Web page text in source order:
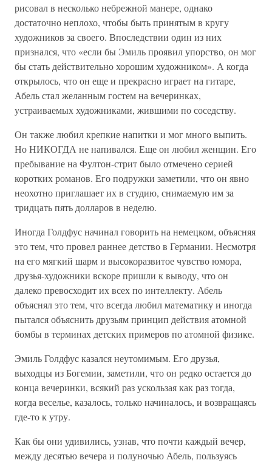
рисовал в несколько небрежной манере, однако
достаточно неплохо, чтобы быть принятым в кругу
художников за своего. Впоследствии один из них
признался, что «если бы Эмиль проявил упорство, он мог
бы стать действительно хорошим художником». А когда
открылось, что он еще и прекрасно играет на гитаре,
Абель стал желанным гостем на вечеринках,
устраиваемых художниками, жившими по соседству.
Он также любил крепкие напитки и мог много выпить.
Но НИКОГДА не напивался. Еще он любил женщин. Его
пребывание на Фултон-стрит было отмечено серией
коротких романов. Его подружки заметили, что он явно
неохотно приглашает их в студию, снимаемую им за
тридцать пять долларов в неделю.
Иногда Голдфус начинал говорить на немецком, объясняя
это тем, что провел раннее детство в Германии. Несмотря
на его мягкий шарм и высокоразвитое чувство юмора,
друзья-художники вскоре пришли к выводу, что он
далеко превосходит их всех по интеллекту. Абель
объяснял это тем, что всегда любил математику и иногда
пытался объяснить друзьям принцип действия атомной
бомбы в терминах детских примеров по атомной физике.
Эмиль Голдфус казался неутомимым. Его друзья,
выходцы из Богемии, заметили, что он редко остается до
конца вечеринки, всякий раз ускользая как раз тогда,
когда веселье, казалось, только начиналось, и возвращаясь
где-то к утру.
Как бы они удивились, узнав, что почти каждый вечер,
между десятью вечера и полуночью Абель, пользуясь